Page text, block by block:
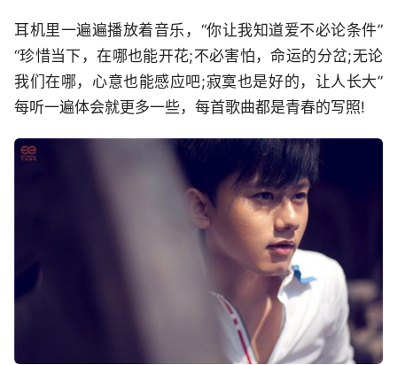
耳机里一遍遍播放着音乐，“你让我知道爱不必论条件”
“珍惜当下，在哪也能开花;不必害怕，命运的分岔;无论
我们在哪，心意也能感应吧;寂寞也是好的，让人长大”
每听一遍体会就更多一些，每首歌曲都是青春的写照!